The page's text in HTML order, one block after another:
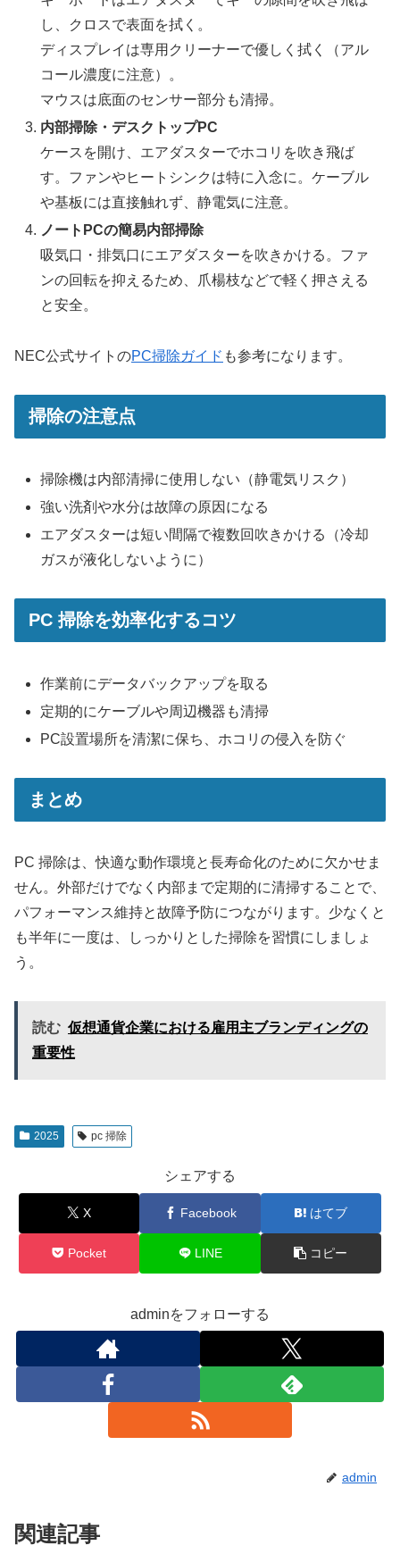
し、クロスで表面を拭く。
ディスプレイは専用クリーナーで優しく拭く（アル
コール濃度に注意）。
マウスは底面のセンサー部分も清掃。
内部掃除・デスクトップPC
ケースを開け、エアダスターでホコリを吹き飛ば
す。ファンやヒートシンクは特に入念に。ケーブル
や基板には直接触れず、静電気に注意。
ノートPCの簡易内部掃除
吸気口・排気口にエアダスターを吹きかける。ファ
ンの回転を抑えるため、爪楊枝などで軽く押さえる
と安全。
NEC公式サイトのPC掃除ガイド も参考になります。
掃除の注意点
掃除機は内部清掃に使用しない（静電気リスク）
強い洗剤や水分は故障の原因になる
エアダスターは短い間隔で複数回吹きかける（冷却
ガスが液化しないように）
PC 掃除を効率化するコツ
作業前にデータバックアップを取る
定期的にケーブルや周辺機器も清掃
PC設置場所を清潔に保ち、ホコリの侵入を防ぐ
まとめ
PC 掃除は、快適な動作環境と長寿命化のために欠かせま
せん。外部だけでなく内部まで定期的に清掃することで、
パフォーマンス維持と故障予防につながります。少なくと
も半年に一度は、しっかりとした掃除を習慣にしましょ
う。
読む 仮想通貨企業における雇用主ブランディングの
重要性
2025 pc 掃除
シェアする
X Facebook はてブ
Pocket LINE コピー
adminをフォローする
admin
関連記事